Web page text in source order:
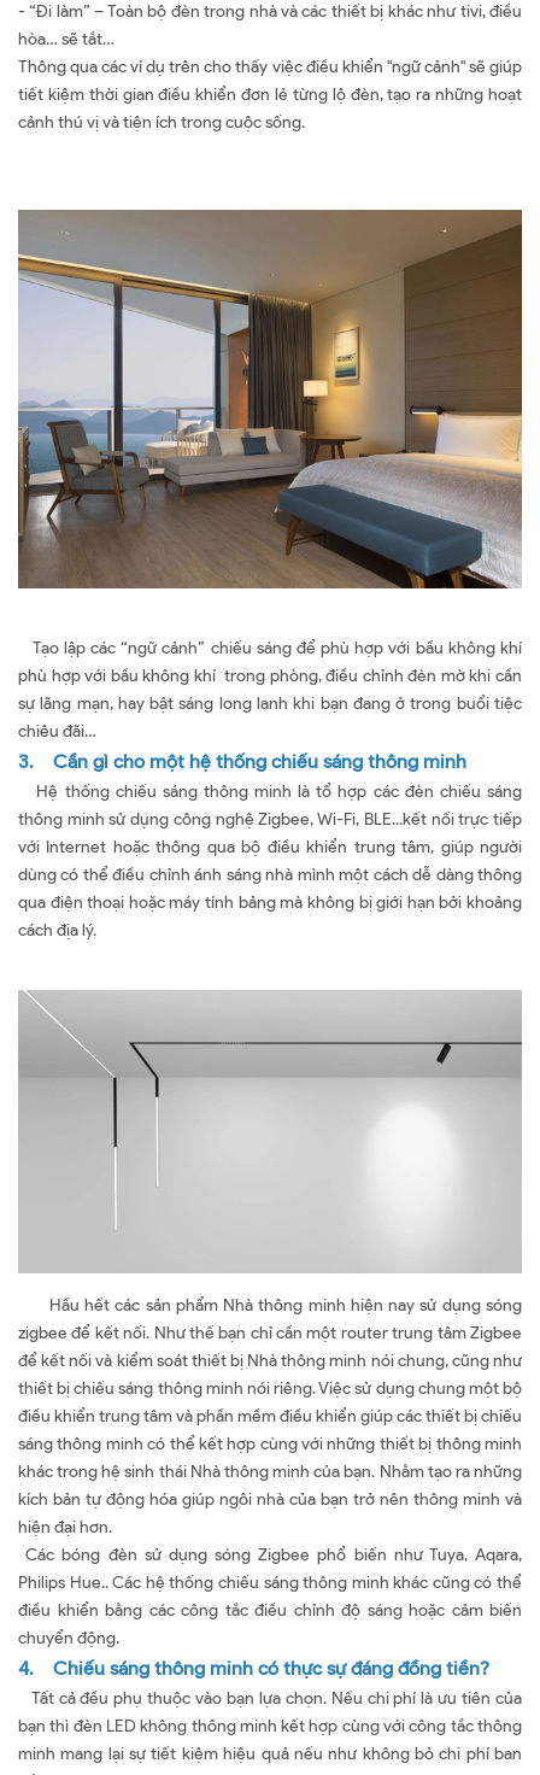
- “Đi làm” – Toàn bộ đèn trong nhà và các thiết bị khác như tivi, điều
hòa… sẽ tắt…
Thông qua các ví dụ trên cho thấy việc điều khiển "ngữ cảnh" sẽ giúp
tiết kiệm thời gian điều khiển đơn lẻ từng lộ đèn, tạo ra những hoạt
cảnh thú vị và tiện ích trong cuộc sống.
Tạo lập các “ngữ cảnh” chiếu sáng để phù hợp với bầu không khí
phù hợp với bầu không khí trong phòng, điều chỉnh đèn mờ khi cần
sự lãng mạn, hay bật sáng long lanh khi bạn đang ở trong buổi tiệc
chiêu đãi…
3. Cần gì cho một hệ thống chiếu sáng thông minh
Hệ thống chiếu sáng thông minh là tổ hợp các đèn chiếu sáng
thông minh sử dụng công nghệ Zigbee, Wi-Fi, BLE...kết nối trực tiếp
với Internet hoặc thông qua bộ điều khiển trung tâm, giúp người
dùng có thể điều chỉnh ánh sáng nhà mình một cách dễ dàng thông
qua điện thoại hoặc máy tính bảng mà không bị giới hạn bởi khoảng
cách địa lý.
Hầu hết các sản phẩm Nhà thông minh hiện nay sử dụng sóng
zigbee để kết nối. Như thế bạn chỉ cần một router trung tâm Zigbee
để kết nối và kiểm soát thiết bị Nhà thông minh nói chung, cũng như
thiết bị chiếu sáng thông minh nói riêng. Việc sử dụng chung một bộ
điều khiển trung tâm và phần mềm điều khiển giúp các thiết bị chiếu
sáng thông minh có thể kết hợp cùng với những thiết bị thông minh
khác trong hệ sinh thái Nhà thông minh của bạn. Nhằm tạo ra những
kích bản tự động hóa giúp ngôi nhà của bạn trở nên thông minh và
hiện đại hơn.
Các bóng đèn sử dụng sóng Zigbee phổ biến như Tuya, Aqara,
Philips Hue.. Các hệ thống chiếu sáng thông minh khác cũng có thể
điều khiển bằng các công tắc điều chỉnh độ sáng hoặc cảm biến
chuyển động.
4. Chiếu sáng thông minh có thực sự đáng đồng tiền?
Tất cả đều phụ thuộc vào bạn lựa chọn. Nếu chi phí là ưu tiên của
bạn thì đèn LED không thông minh kết hợp cùng với công tắc thông
minh mang lại sự tiết kiệm hiệu quả nếu như không bỏ chi phí ban